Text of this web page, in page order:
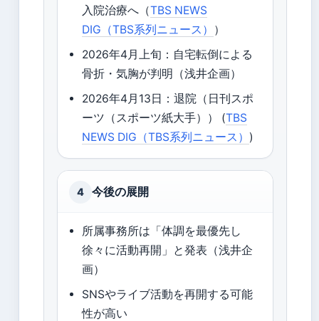
入院治療へ（TBS NEWS
DIG（TBS系列ニュース） ）
2026年4月上旬：自宅転倒による
骨折・気胸が判明（浅井企画）
2026年4月13日：退院（日刊スポ
ーツ（スポーツ紙大手）） (TBS
NEWS DIG（TBS系列ニュース） )
4 今後の展開
所属事務所は「体調を最優先し
徐々に活動再開」と発表（浅井企
画）
SNSやライブ活動を再開する可能
性が高い